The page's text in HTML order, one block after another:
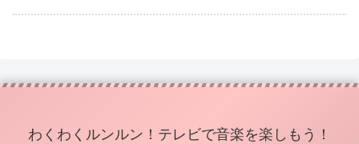
わくわくルンルン！テレビで音楽を楽しもう！